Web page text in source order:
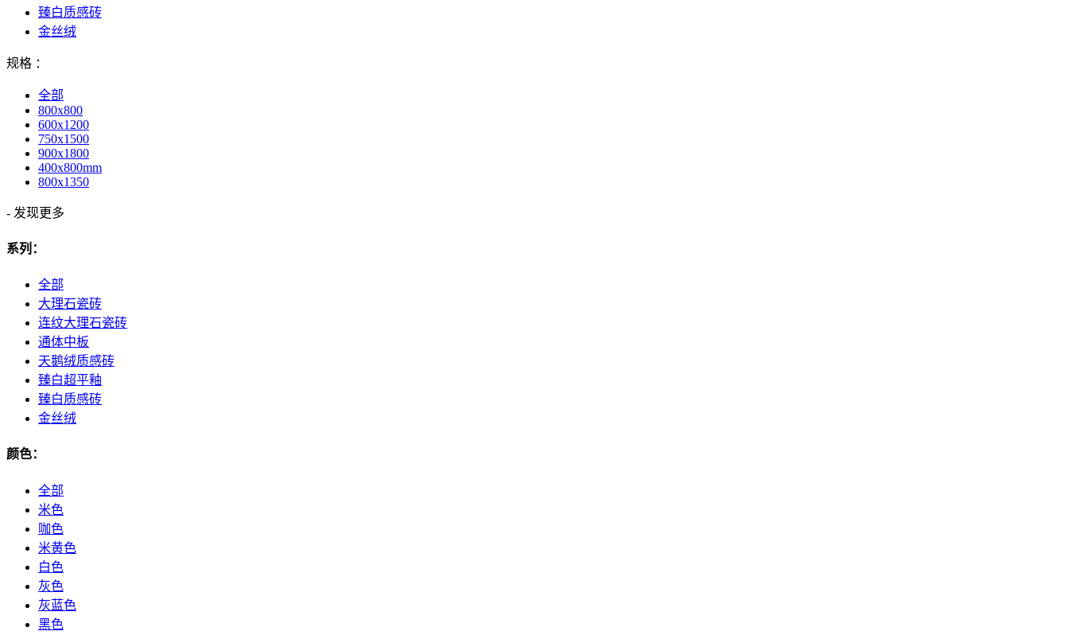
臻白质感砖
金丝绒
规格 ：
全部
800x800
600x1200
750x1500
900x1800
400x800mm
800x1350
- 发现更多
系列：
全部
大理石瓷砖
连纹大理石瓷砖
通体中板
天鹅绒质感砖
臻白超平釉
臻白质感砖
金丝绒
颜色：
全部
米色
咖色
米黄色
白色
灰色
灰蓝色
黑色